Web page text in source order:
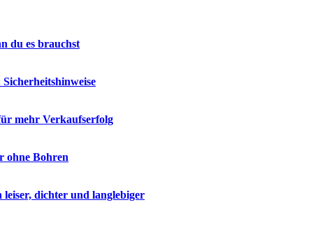
du es brauchst
mehr Verkaufserfolg
ohne Bohren
dichter und langlebiger